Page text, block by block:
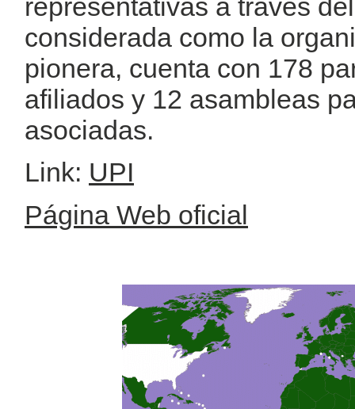
representativas a través
considerada como la
pionera, cuenta con 178
afiliados y 12 asambleas
asociadas.
Link: UPI
Página Web oficial